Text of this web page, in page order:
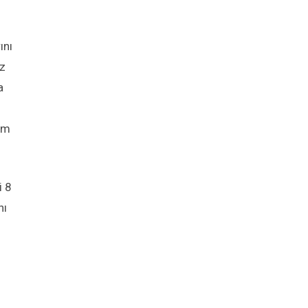
8